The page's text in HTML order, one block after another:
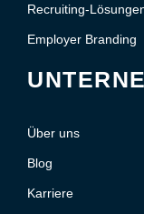
Recruiting-
Employer Branding
Über uns
Blog
Karriere